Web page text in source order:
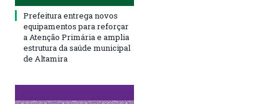
Prefeitura entrega novos
equipamentos para reforçar
a Atenção Primária e amplia
estrutura da saúde municipal
de Altamira